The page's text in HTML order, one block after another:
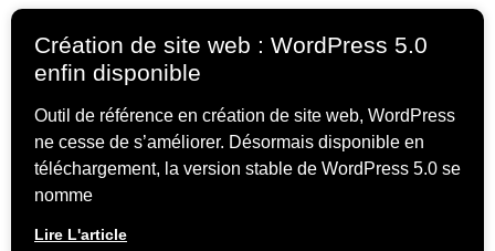
Création de site web : WordPress 5.0
enfin disponible
Outil de référence en création de site web, WordPress
ne cesse de s’améliorer. Désormais disponible en
téléchargement, la version stable de WordPress 5.0 se
nomme
Lire L'article